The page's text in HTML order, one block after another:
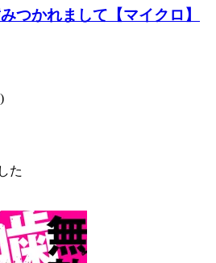
つかれまして【マイクロ】
た